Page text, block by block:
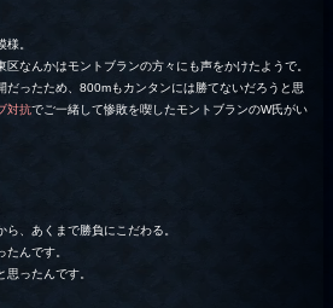
。
なんかはモントブランの方々にも声をかけたようで。
だったため、800mもカンタンには勝てないだろうと思
対抗でご一緒して惨敗を喫したモントブランのW氏がい
、あくまで勝負にこだわる。
んです。
ったんです。